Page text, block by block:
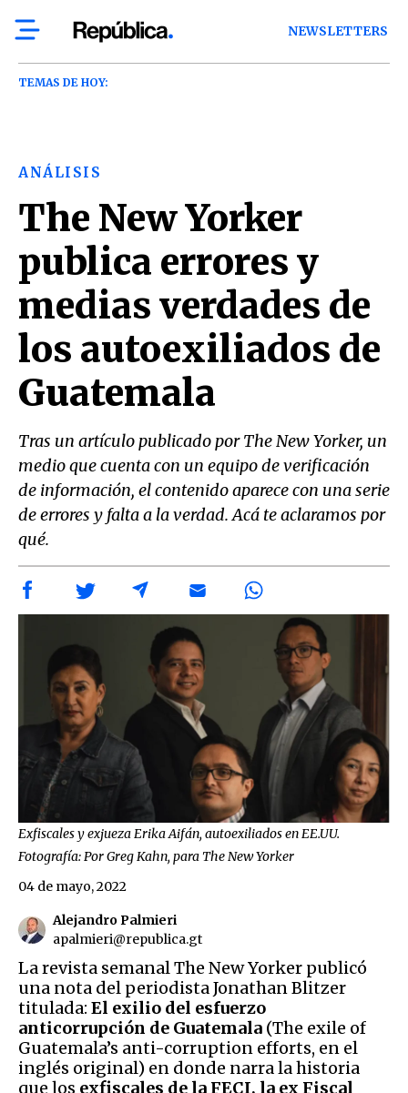
NEWSLETTERS
TEMAS DE HOY:
ANÁLISIS
The New Yorker
publica errores y
medias verdades de
los autoexiliados de
Guatemala
Tras un artículo publicado por The New Yorker, un
medio que cuenta con un equipo de verificación
de información, el contenido aparece con una serie
de errores y falta a la verdad. Acá te aclaramos por
qué.
Exfiscales y exjueza Erika Aifán, autoexiliados en EE.UU.
Fotografía: Por Greg Kahn, para The New Yorker
Alejandro Palmieri
apalmieri@republica.gt
04 de mayo, 2022
La revista semanal The New Yorker publicó
una nota del periodista Jonathan Blitzer
titulada: El exilio del esfuerzo
anticorrupción de Guatemala (The exile of
Guatemala’s anti-corruption efforts, en el
inglés original) en donde narra la historia
que los exfiscales de la FECI, la ex Fiscal